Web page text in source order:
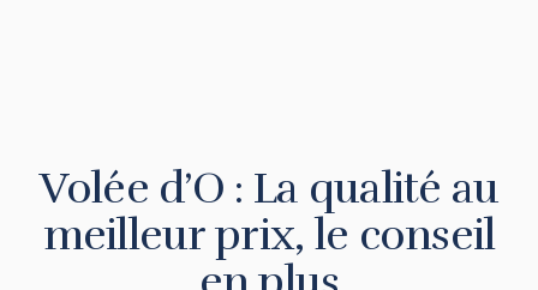
Volée d’O : La qualité au
meilleur prix, le conseil